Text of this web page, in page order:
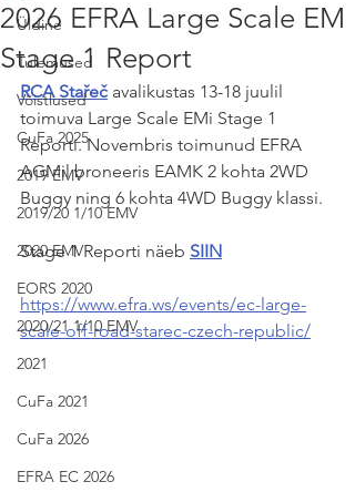
Üldine
Tulemused
Võistlused
CuFa 2025
2019 EMV
2019/20 1/10 EMV
2020 EMV
EORS 2020
2020/21 1/10 EMV
2021
CuFa 2021
CuFa 2026
EFRA EC 2026
2026 EFRA Large Scale EM
Stage 1 Report
RCA Stařeč avalikustas 13-18 juulil
toimuva Large Scale EMi Stage 1
Reporti. Novembris toimunud EFRA
AGMil broneeris EAMK 2 kohta 2WD
Buggy ning 6 kohta 4WD Buggy klassi.
Stage 1 Reporti näeb SIIN
https://www.efra.ws/events/ec-large-
scale-off-road-starec-czech-republic/